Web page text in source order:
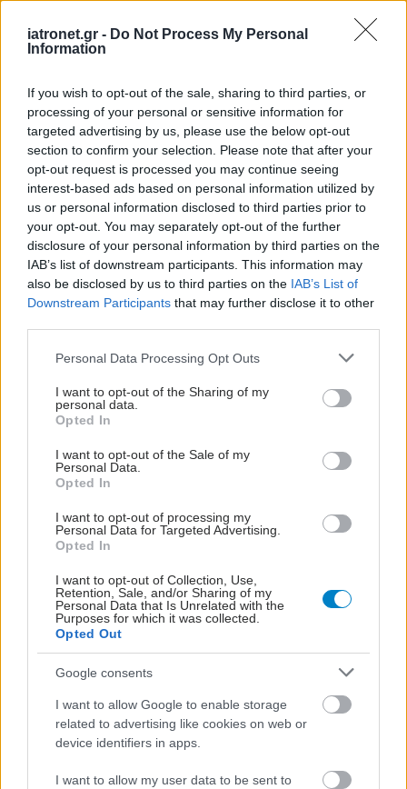
iatronet.gr - Do Not Process My Personal
Information
If you wish to opt-out of the sale, sharing to third parties, or
processing of your personal or sensitive information for
targeted advertising by us, please use the below opt-out
section to confirm your selection. Please note that after your
opt-out request is processed you may continue seeing
interest-based ads based on personal information utilized by
us or personal information disclosed to third parties prior to
your opt-out. You may separately opt-out of the further
disclosure of your personal information by third parties on the
IAB’s list of downstream participants. This information may
also be disclosed by us to third parties on the IAB’s List of
Downstream Participants that may further disclose it to other
Please note that this website/app uses one or more Google
not limited to your visit or usage behaviour. You may click to
grant or deny consent to Google and its third-party tags to
use your data for below specified purposes in below Google
consent section.
Personal Data Processing Opt Outs
I want to opt-out of the Sharing of my
personal data.
Opted In
I want to opt-out of the Sale of my
Personal Data.
Opted In
I want to opt-out of processing my
Personal Data for Targeted Advertising.
Opted In
I want to opt-out of Collection, Use,
Retention, Sale, and/or Sharing of my
Personal Data that Is Unrelated with the
Purposes for which it was collected.
Opted Out
Google consents
I want to allow Google to enable storage
related to advertising like cookies on web or
device identifiers in apps.
I want to allow my user data to be sent to
48 "παρκαρισμένα"
υποστεί κακοποίηση και
παραμέληση
ΔΕΙΤΕ ΕΠΙΣΗΣ